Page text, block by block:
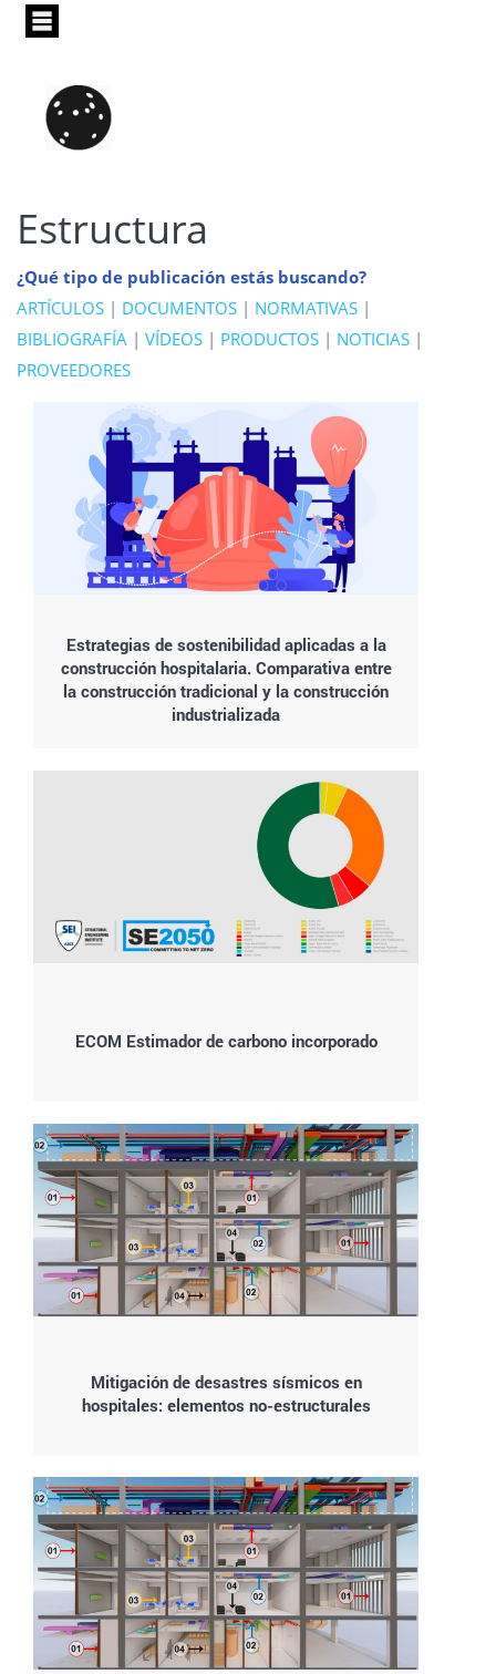
Pasar
principal
Estructura
¿Qué tipo de publicación estás buscando?
ARTÍCULOS | DOCUMENTOS | NORMATIVAS |
BIBLIOGRAFÍA | VÍDEOS | PRODUCTOS | NOTICIAS |
PROVEEDORES
Estrategias de sostenibilidad aplicadas a la
construcción hospitalaria. Comparativa entre
la construcción tradicional y la construcción
industrializada
ECOM Estimador de carbono incorporado
Mitigación de desastres sísmicos en
hospitales: elementos no-estructurales